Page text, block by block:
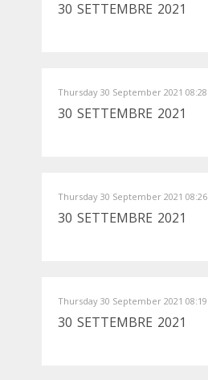
30 SETTEMBRE 2021
Thursday 30 September 2021 08:28
30 SETTEMBRE 2021
Thursday 30 September 2021 08:26
30 SETTEMBRE 2021
Thursday 30 September 2021 08:19
30 SETTEMBRE 2021